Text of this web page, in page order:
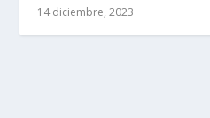
14 diciembre, 2023